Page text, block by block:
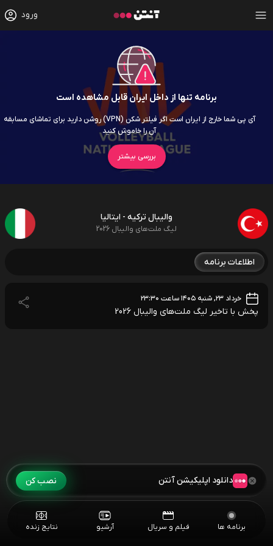
ورود
برنامه تنها از داخل ایران قابل مشاهده است
آی پی شما خارج از ایران است اگر فیلتر شکن (VPN) روشن دارید برای تماشای مسابقه
آن را خاموش کنید
بررسی بیشتر
والیبال ترکیه - ایتالیا
لیگ ملت‌های والیبال 2026
اطلاعات برنامه
خرداد ۲۳, شنبه ۱۴۰۵ ساعت ۲۳:۳۰
پخش با تاخیر لیگ ملت‌های والیبال 2026
برنامه ها فیلم و سریال آرشیو نتایج زنده
دانلود اپلیکیشن آنتن نصب کن